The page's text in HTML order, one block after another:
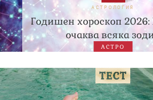
АСТРОЛОГИЯ
Годишен хороскоп 2026:
очаква всяка
АСТРО